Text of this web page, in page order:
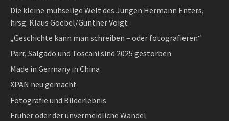
Die kleine mühselige Welt des Jungen Hermann Enters,
hrsg. Klaus Goebel/Günther Voigt
„Geschichte kann man schreiben – oder fotografieren“
Parr, Salgado und Toscani sind 2025 gestorben
Made in Germany in China
XPAN neu gemacht
Fotografie und Bilderlebnis
Früher oder der unvermeidliche Wandel